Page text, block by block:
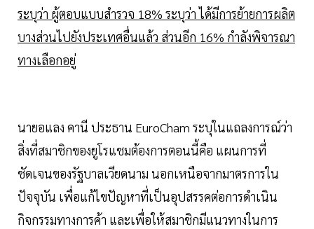
ระบุว่า ผู้ตอบแบบสำรวจ 18% ระบุว่า ได้มีการย้ายการผลิต
บางส่วนไปยังประเทศอื่นแล้ว ส่วนอีก 16% กำลังพิจารณา
ทางเลือกอยู่
นายอแลง คานี ประธาน EuroCham ระบุในแถลงการณ์ว่า
สิ่งที่สมาชิกของยูโรแชมต้องการตอนนี้คือ แผนการที่
ชัดเจนของรัฐบาลเวียดนาม นอกเหนือจากมาตรการใน
ปัจจุบัน เพื่อแก้ไขปัญหาที่เป็นอุปสรรคต่อการดำเนิน
กิจกรรมทางการค้า และเพื่อให้สมาชิกมีแนวทางในการ